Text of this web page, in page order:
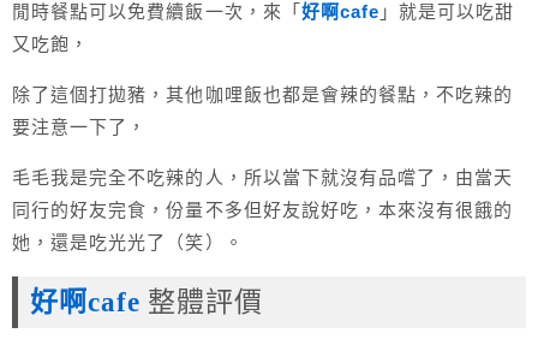
閒時餐點可以免費續飯一次，來「 好啊cafe 」就是可以吃甜
又吃飽，
除了這個打拋豬，其他咖哩飯也都是會辣的餐點，不吃辣的
要注意一下了，
毛毛我是完全不吃辣的人，所以當下就沒有品嚐了，由當天
同行的好友完食，份量不多但好友說好吃，本來沒有很餓的
她，還是吃光光了（笑）。
好啊cafe 整體評價